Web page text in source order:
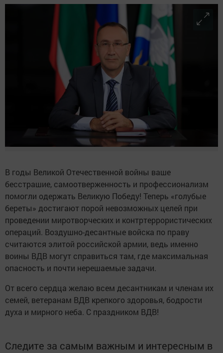
В годы Великой Отечественной войны ваше
бесстрашие, самоотверженность и профессионализм
помогли одержать Великую Победу! Теперь «голубые
береты» достигают порой невозможных целей при
проведении миротворческих и контртеррористических
операций. Воздушно-десантные войска по праву
считаются элитой российской армии, ведь именно
воины ВДВ могут справиться там, где максимальная
опасность и почти нерешаемые задачи.
От всего сердца желаю всем десантникам и членам их
семей, ветеранам ВДВ крепкого здоровья, бодрости
духа и мирного неба. С праздником ВДВ!
Следите за самым важным и интересным в